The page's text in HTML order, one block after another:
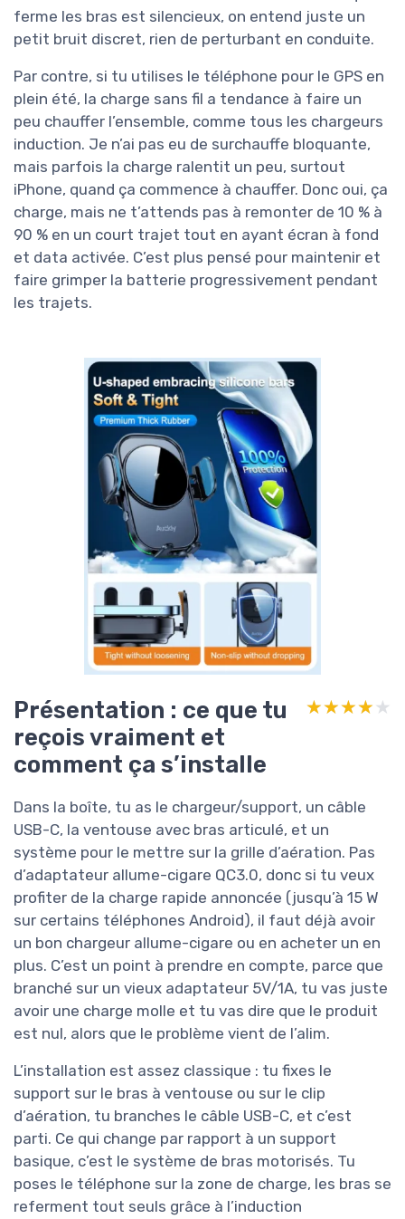
ferme les bras est silencieux, on entend juste un
petit bruit discret, rien de perturbant en conduite.
Par contre, si tu utilises le téléphone pour le GPS en
plein été, la charge sans fil a tendance à faire un
peu chauffer l’ensemble, comme tous les chargeurs
induction. Je n’ai pas eu de surchauffe bloquante,
mais parfois la charge ralentit un peu, surtout
iPhone, quand ça commence à chauffer. Donc oui, ça
charge, mais ne t’attends pas à remonter de 10 % à
90 % en un court trajet tout en ayant écran à fond
et data activée. C’est plus pensé pour maintenir et
faire grimper la batterie progressivement pendant
les trajets.
Présentation : ce que tu
reçois vraiment et
comment ça s’installe
★★★★★
★★★★★
Dans la boîte, tu as le chargeur/support, un câble
USB-C, la ventouse avec bras articulé, et un
système pour le mettre sur la grille d’aération. Pas
d’adaptateur allume-cigare QC3.0, donc si tu veux
profiter de la charge rapide annoncée (jusqu’à 15 W
sur certains téléphones Android), il faut déjà avoir
un bon chargeur allume-cigare ou en acheter un en
plus. C’est un point à prendre en compte, parce que
branché sur un vieux adaptateur 5V/1A, tu vas juste
avoir une charge molle et tu vas dire que le produit
est nul, alors que le problème vient de l’alim.
L’installation est assez classique : tu fixes le
support sur le bras à ventouse ou sur le clip
d’aération, tu branches le câble USB-C, et c’est
parti. Ce qui change par rapport à un support
basique, c’est le système de bras motorisés. Tu
poses le téléphone sur la zone de charge, les bras se
referment tout seuls grâce à l’induction